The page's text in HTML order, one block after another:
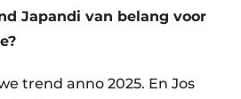
Japandi van belang voor
trend anno 2025. En Jos